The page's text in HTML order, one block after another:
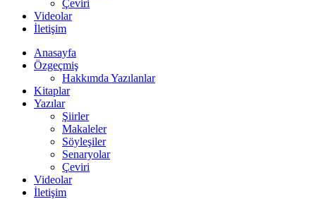
Çeviri
Videolar
İletişim
Anasayfa
Özgeçmiş
Hakkımda Yazılanlar
Kitaplar
Yazılar
Şiirler
Makaleler
Söyleşiler
Senaryolar
Çeviri
Videolar
İletişim